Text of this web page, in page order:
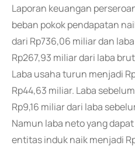
Laporan keuangan
beban pokok pendapatan
dari Rp736,06 miliar dan
Rp267,93 miliar dari laba
Laba usaha turun menjadi
Rp44,63 miliar. Laba
Rp9,16 miliar dari laba
Namun laba neto yang
entitas induk naik menjadi